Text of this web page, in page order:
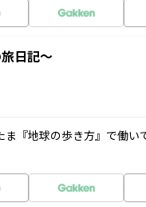
日記～
『地球の歩き方』で働い